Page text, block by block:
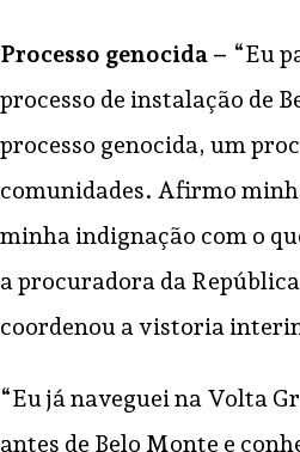
Processo genocida – “Eu
processo de instalação de
processo genocida, um
comunidades. Afirmo
minha indignação com o
a procuradora da
coordenou a vistoria
“Eu já naveguei na Volta
antes de Belo Monte e